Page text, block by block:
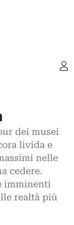
dei musei
livida e
nelle
cedere.
imminenti
realtà più